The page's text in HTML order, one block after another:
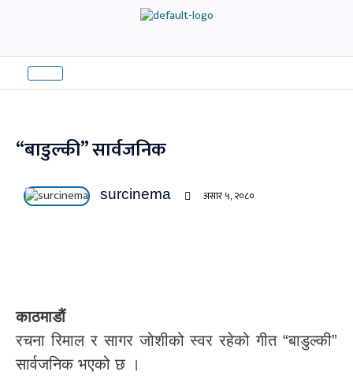
“बाडुल्की” सार्वजनिक
surcinema असार ५, २०८०
काठमाडौं
रचना रिमाल र सागर जोशीको स्वर रहेको गीत “बाडुल्की”
सार्वजनिक भएको छ ।